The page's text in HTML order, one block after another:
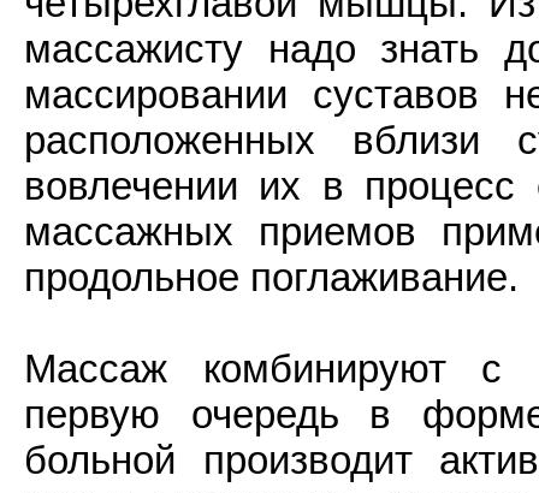
массажисту надо знать
массировании суставов
расположенных вблизи
вовлечении их в
массажных приемов
продольное поглаживание.
Массаж комбинируют с
первую очередь в
больной производит